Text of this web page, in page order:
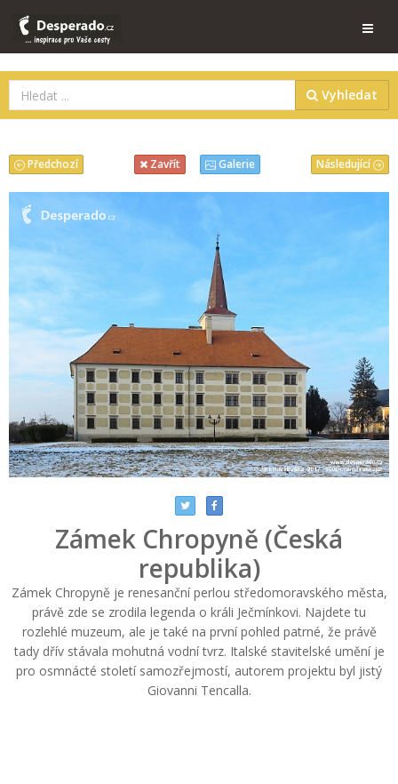
Vyhledat
Následující
Předchozí Zavřít Galerie
Zámek Chropyně (Česká
republika)
Zámek Chropyně je renesanční perlou středomoravského města,
právě zde se zrodila legenda o králi Ječmínkovi. Najdete tu
rozlehlé muzeum, ale je také na první pohled patrné, že právě
tady dřív stávala mohutná vodní tvrz. Italské stavitelské umění je
pro osmnácté století samozřejmostí, autorem projektu byl jistý
Giovanni Tencalla.